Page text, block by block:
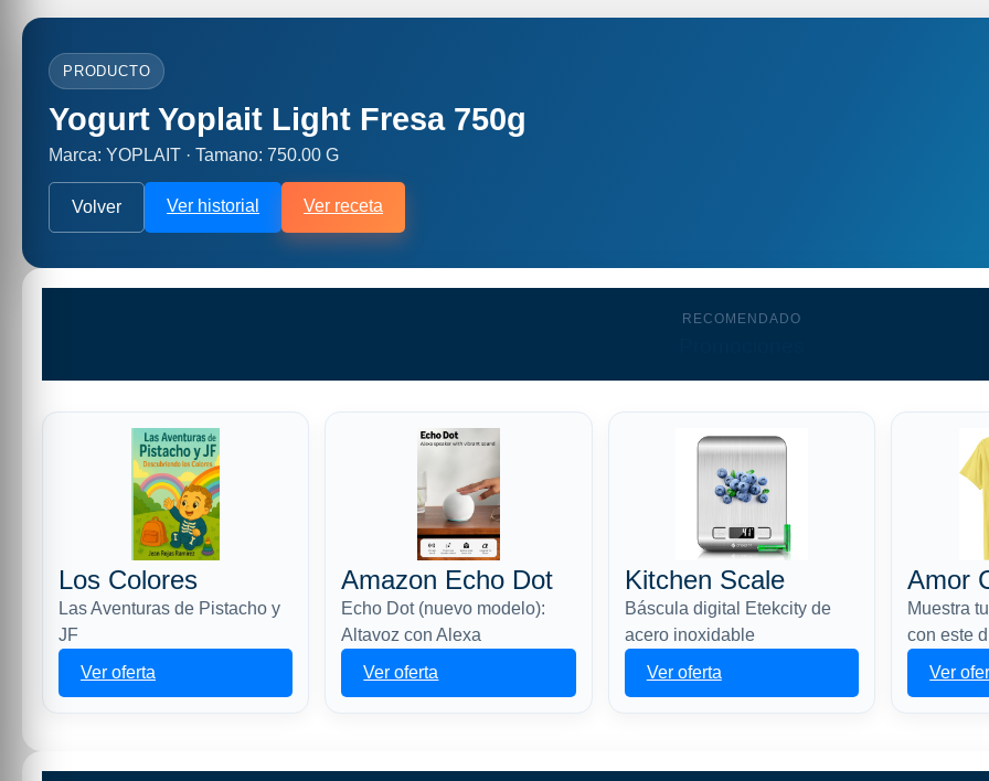
PRODUCTO
Yogurt Yoplait Light Fresa 750g
Marca: YOPLAIT · Tamano: 750.00 G
Volver Ver historial Ver receta
RECOMENDADO
Los Colores
Las Aventuras de Pistacho y
JF
Ver oferta
Amazon Echo Dot
Echo Dot (nuevo modelo):
Altavoz con Alexa
Ver oferta
Kitchen Scale
Báscula digital Etekcity de
acero inoxidable
Ver oferta
Amor
Muestra
con este
Ver